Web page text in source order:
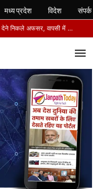
नीयत और नीति में अंतर: ईंधन बचत का संदेश देने निकले अफसर, वापसी में सरकारी वाहनों से लौटे
मध्य प्रदेश विदेश संपर्क